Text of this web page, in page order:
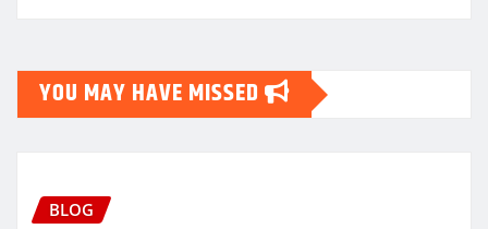
YOU MAY HAVE MISSED
BLOG